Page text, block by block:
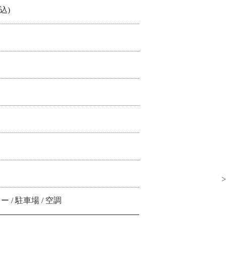
)
/ 駐車場 / 空調